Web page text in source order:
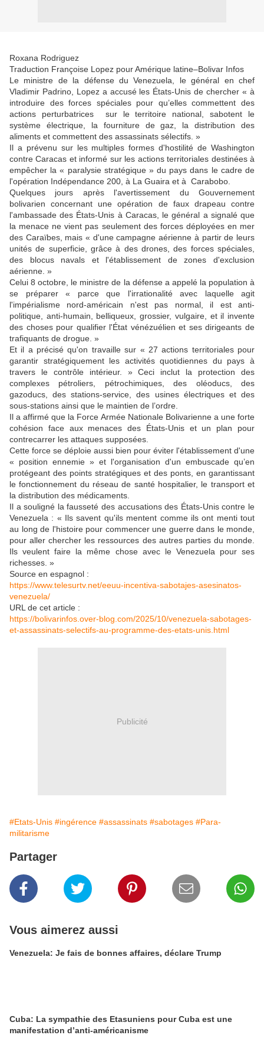
Roxana Rodriguez
Traduction Françoise Lopez pour Amérique latine–Bolivar Infos
Le ministre de la défense du Venezuela, le général en chef
Vladimir Padrino, Lopez a accusé les États-Unis de chercher « à
introduire des forces spéciales pour qu’elles commettent des
actions perturbatrices sur le territoire national, sabotent le
système électrique, la fourniture de gaz, la distribution des
aliments et commettent des assassinats sélectifs. »
Il a prévenu sur les multiples formes d'hostilité de Washington
contre Caracas et informé sur les actions territoriales destinées à
empêcher la « paralysie stratégique » du pays dans le cadre de
l'opération Indépendance 200, à La Guaira et à Carabobo.
Quelques jours après l'avertissement du Gouvernement
bolivarien concernant une opération de faux drapeau contre
l'ambassade des États-Unis à Caracas, le général a signalé que
la menace ne vient pas seulement des forces déployées en mer
des Caraïbes, mais « d'une campagne aérienne à partir de leurs
unités de superficie, grâce à des drones, des forces spéciales,
des blocus navals et l'établissement de zones d'exclusion
aérienne. »
Celui 8 octobre, le ministre de la défense a appelé la population à
se préparer « parce que l'irrationalité avec laquelle agit
l'impérialisme nord-américain n'est pas normal, il est anti-
politique, anti-humain, belliqueux, grossier, vulgaire, et il invente
des choses pour qualifier l'État vénézuélien et ses dirigeants de
trafiquants de drogue. »
Et il a précisé qu'on travaille sur « 27 actions territoriales pour
garantir stratégiquement les activités quotidiennes du pays à
travers le contrôle intérieur. » Ceci inclut la protection des
complexes pétroliers, pétrochimiques, des oléoducs, des
gazoducs, des stations-service, des usines électriques et des
sous-stations ainsi que le maintien de l’ordre.
Il a affirmé que la Force Armée Nationale Bolivarienne a une forte
cohésion face aux menaces des États-Unis et un plan pour
contrecarrer les attaques supposées.
Cette force se déploie aussi bien pour éviter l'établissement d'une
« position ennemie » et l'organisation d'un embuscade qu’en
protégeant des points stratégiques et des ponts, en garantissant
le fonctionnement du réseau de santé hospitalier, le transport et
la distribution des médicaments.
Il a souligné la fausseté des accusations des États-Unis contre le
Venezuela : « Ils savent qu'ils mentent comme ils ont menti tout
au long de l'histoire pour commencer une guerre dans le monde,
pour aller chercher les ressources des autres parties du monde.
Ils veulent faire la même chose avec le Venezuela pour ses
richesses. »
Source en espagnol :
https://www.telesurtv.net/eeuu-incentiva-sabotajes-asesinatos-
venezuela/
URL de cet article :
https://bolivarinfos.over-blog.com/2025/10/venezuela-sabotages-
et-assassinats-selectifs-au-programme-des-etats-unis.html
Publicité
#Etats-Unis #ingérence #assassinats #sabotages #Para-
militarisme
Partager
Vous aimerez aussi
Venezuela: Je fais de bonnes affaires, déclare Trump
Cuba: La sympathie des Etasuniens pour Cuba est une
manifestation d’anti-américanisme